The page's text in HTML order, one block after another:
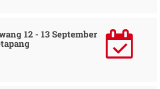
12 - 13 September